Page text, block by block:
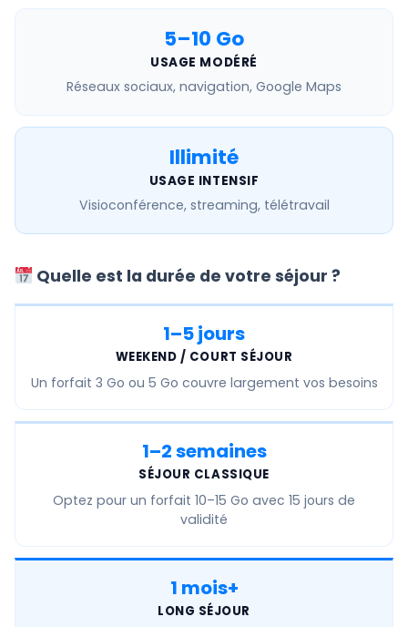
5–10 Go
USAGE MODÉRÉ
Réseaux sociaux, navigation, Google Maps
Illimité
USAGE INTENSIF
Visioconférence, streaming, télétravail
Quelle est la durée de votre séjour ?
1–5 jours
WEEKEND / COURT SÉJOUR
Un forfait 3 Go ou 5 Go couvre largement vos besoins
1–2 semaines
SÉJOUR CLASSIQUE
Optez pour un forfait 10–15 Go avec 15 jours de
validité
1 mois+
LONG SÉJOUR